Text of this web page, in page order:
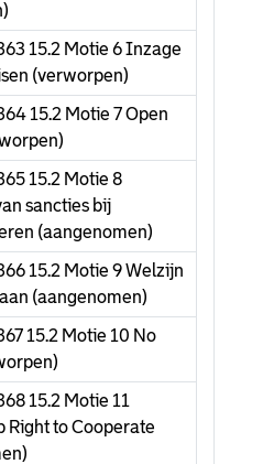
15.2 Motie 6 Inzage
(verworpen)
15.2 Motie 7 Open
15.2 Motie 8
sancties bij
(aangenomen)
15.2 Motie 9 Welzijn
(aangenomen)
15.2 Motie 10 No
15.2 Motie 11
Right to Cooperate